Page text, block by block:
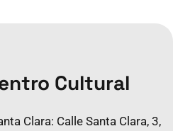
Cultural
Clara: Calle Santa Clara, 3,